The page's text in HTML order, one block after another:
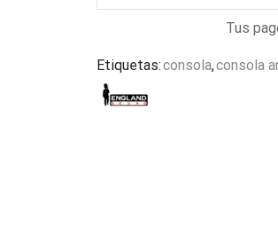
Tus
Etiquetas:consola,consola